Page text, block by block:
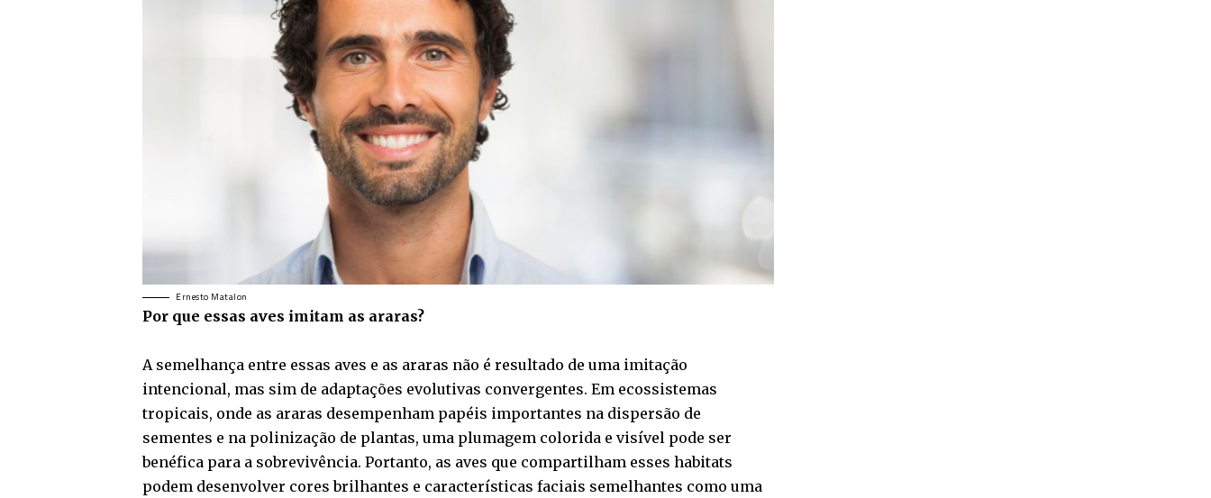
Ernesto Matalon
Por que essas aves imitam as araras?
A semelhança entre essas aves e as araras não é resultado de uma imitação
intencional, mas sim de adaptações evolutivas convergentes. Em ecossistemas
tropicais, onde as araras desempenham papéis importantes na dispersão de
sementes e na polinização de plantas, uma plumagem colorida e visível pode ser
benéfica para a sobrevivência. Portanto, as aves que compartilham esses habitats
podem desenvolver cores brilhantes e características faciais semelhantes como uma